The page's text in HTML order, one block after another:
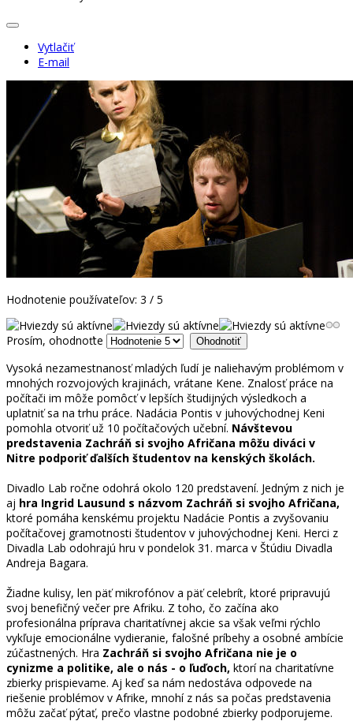
Vytlačiť
E-mail
Hodnotenie používateľov: 3 / 5
Prosím, ohodnoťte
Vysoká nezamestnanosť mladých ľudí je naliehavým problémom v
mnohých rozvojových krajinách, vrátane Kene. Znalosť práce na
počítači im môže pomôcť v lepších študijných výsledkoch a
uplatniť sa na trhu práce. Nadácia Pontis v juhovýchodnej Keni
pomohla otvoriť už 10 počítačových učební. Návštevou
predstavenia Zachráň si svojho Afričana môžu diváci v
Nitre podporiť ďalších študentov na kenských školách.
Divadlo Lab ročne odohrá okolo 120 predstavení. Jedným z nich je
aj hra Ingrid Lausund s názvom Zachráň si svojho Afričana,
ktoré pomáha kenskému projektu Nadácie Pontis a zvyšovaniu
počítačovej gramotnosti študentov v juhovýchodnej Keni. Herci z
Divadla Lab odohrajú hru v pondelok 31. marca v Štúdiu Divadla
Andreja Bagara.
Žiadne kulisy, len päť mikrofónov a päť celebrít, ktoré pripravujú
svoj benefičný večer pre Afriku. Z toho, čo začína ako
profesionálna príprava charitatívnej akcie sa však veľmi rýchlo
vykľuje emocionálne vydieranie, falošné príbehy a osobné ambície
zúčastnených. Hra Zachráň si svojho Afričana nie je o
cynizme a politike, ale o nás - o ľuďoch, ktorí na charitatívne
zbierky prispievame. Aj keď sa nám nedostáva odpovede na
riešenie problémov v Afrike, mnohí z nás sa počas predstavenia
môžu začať pýtať, prečo vlastne podobné zbierky podporujeme.